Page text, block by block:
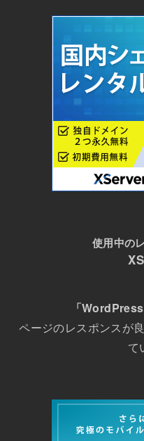
使用中の
「
ページのレスポンスが
て